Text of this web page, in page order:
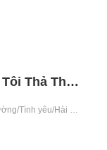
Cục Cưng Nhà Tôi Thả Thính Giúp Bố Mẹ
Tổng tài/Bảo bảo/Nữ cường/Tình yêu/Hài Hước/Có em bé/419